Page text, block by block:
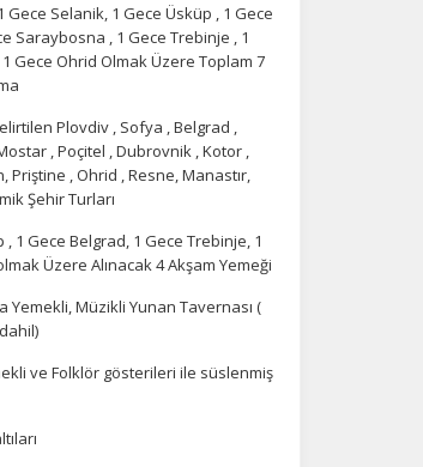
Gece Selanik, 1 Gece Üsküp , 1 Gece
Saraybosna , 1 Gece Trebinje , 1
Gece Ohrid Olmak Üzere Toplam 7
Plovdiv , Sofya , Belgrad ,
, Poçitel , Dubrovnik , Kotor ,
Priştine , Ohrid , Resne, Manastır,
Şehir Turları
, 1 Gece Belgrad, 1 Gece Trebinje, 1
Üzere Alınacak 4 Akşam Yemeği
Yemekli, Müzikli Yunan Tavernası (
ve Folklör gösterileri ile süslenmiş